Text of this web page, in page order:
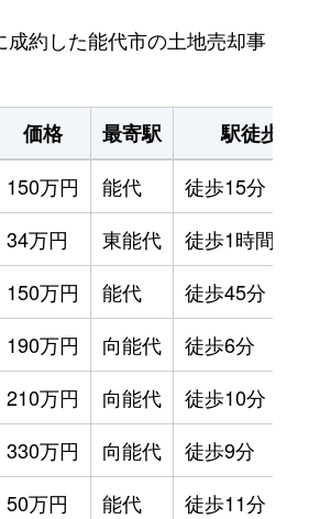
成約した能代市の土地売却事
価格 最寄駅
駅徒歩
150万円 能代
徒歩15分
34万円 東能代
徒歩1時間45
150万円 能代
徒歩45分
190万円 向能代
徒歩6分
210万円 向能代
徒歩10分
330万円 向能代
徒歩9分
50万円 能代
徒歩11分